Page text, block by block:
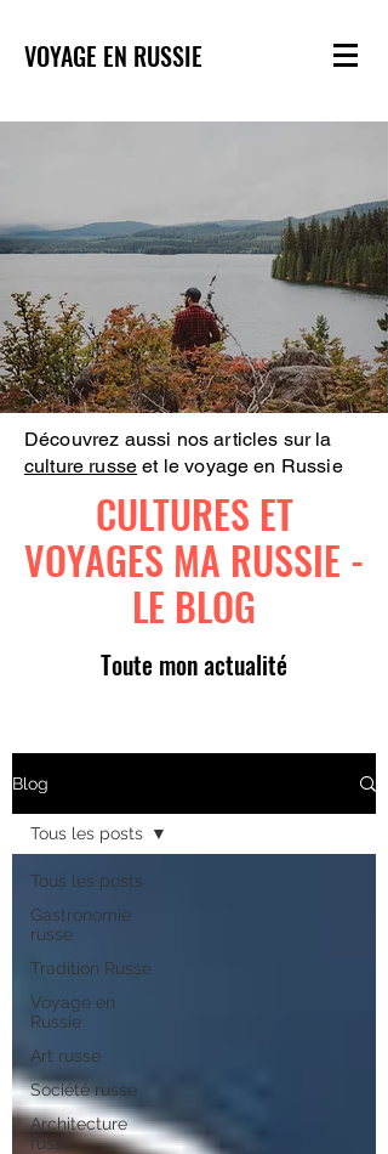
VOYAGE EN RUSSIE
Découvrez aussi nos articles sur la
culture russe et le voyage en Russie
CULTURES ET
VOYAGES MA RUSSIE -
LE BLOG
Toute mon actualité
Blog
Tous les posts
Gastronomie
russe
Tradition Russe
Voyage en
Russie
Art russe
Société russe
Architecture
russe
Tous les posts